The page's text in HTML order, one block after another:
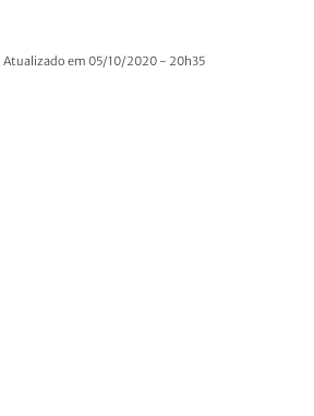
Atualizado em 05/10/2020 - 20h35